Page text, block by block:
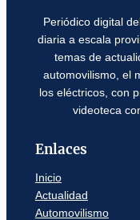
Periódico digital
diaria a escala
temas de
automovilismo, el
los eléctricos, con
videoteca
Enlaces
Inicio
Actualidad
Automovilismo